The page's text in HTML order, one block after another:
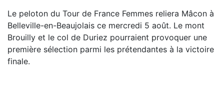
Le peloton du Tour de France Femmes reliera Mâcon à
Belleville-en-Beaujolais ce mercredi 5 août. Le mont
Brouilly et le col de Duriez pourraient provoquer une
première sélection parmi les prétendantes à la victoire
finale.